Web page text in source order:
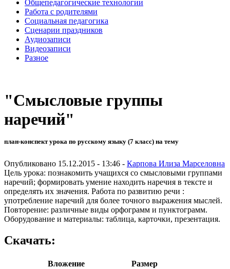
Общепедагогические технологии
Работа с родителями
Социальная педагогика
Сценарии праздников
Аудиозаписи
Видеозаписи
Разное
"Смысловые группы
наречий"
план-конспект урока по русскому языку (7 класс) на тему
Опубликовано 15.12.2015 - 13:46 - Карпова Илиза Марселовна
Цель урока: познакомить учащихся со смысловыми группами
наречий; формировать умение находить наречия в тексте и
определять их значения. Работа по развитию речи :
употребление наречий для более точного выражения мыслей.
Повторение: различные виды орфограмм и пунктограмм.
Оборудование и материалы: таблица, карточки, презентация.
Скачать:
Вложение
Размер